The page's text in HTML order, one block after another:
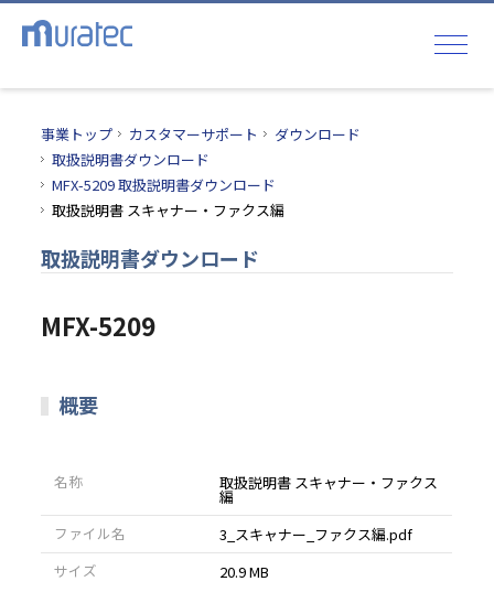
事業トップ カスタマーサポート
ダウンロード
取扱説明書ダウンロード
MFX-5209 取扱説明書ダウンロード
取扱説明書 スキャナー・ファクス編
取扱説明書ダウンロード
MFX-5209
概要
名称 取扱説明書 スキャナー・ファクス
編
ファイル名
3_スキャナー_ファクス編.pdf
サイズ
20.9 MB